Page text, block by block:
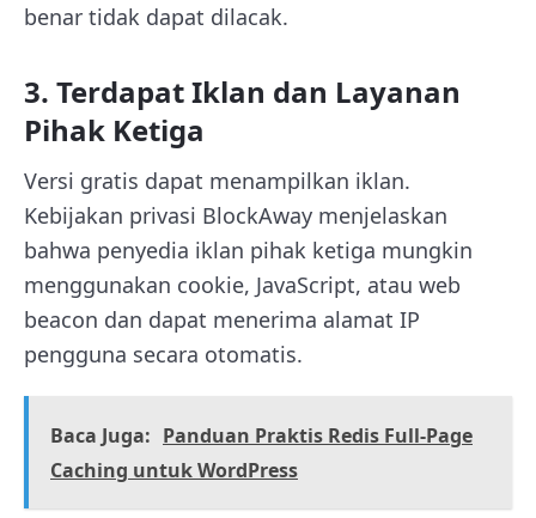
benar tidak dapat dilacak.
3. Terdapat Iklan dan Layanan
Pihak Ketiga
Versi gratis dapat menampilkan iklan.
Kebijakan privasi BlockAway menjelaskan
bahwa penyedia iklan pihak ketiga mungkin
menggunakan cookie, JavaScript, atau web
beacon dan dapat menerima alamat IP
pengguna secara otomatis.
Baca Juga: Panduan Praktis Redis Full-Page
Caching untuk WordPress